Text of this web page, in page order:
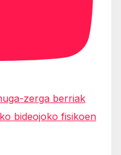
zerga berriak
bideojoko fisikoen